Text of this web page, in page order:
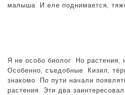
малыша. И еле поднимается,
Я не особо биолог. Но растения,
Особенно, съедобные. Кизил,
знакомо. По пути начали
растения. Эти два